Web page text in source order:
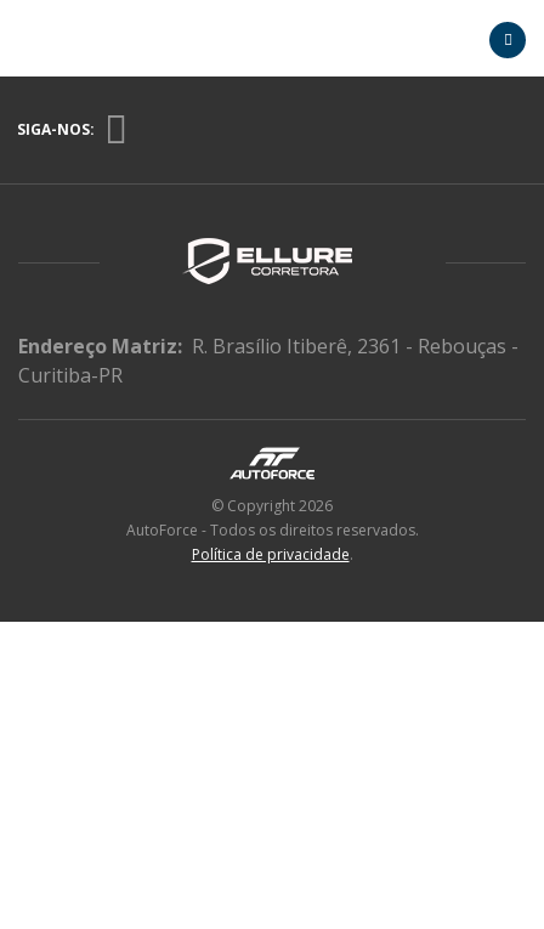
SIGA-NOS:
Endereço Matriz: R. Brasílio Itiberê, 2361 - Rebouças -
Curitiba-PR
© Copyright 2026
AutoForce - Todos os direitos reservados.
Política de privacidade.